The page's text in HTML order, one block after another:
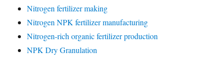
Nitrogen fertilizer making
Nitrogen NPK fertilizer manufacturing
Nitrogen-rich organic fertilizer production
NPK Dry Granulation